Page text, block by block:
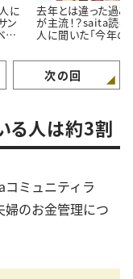
に
ン
ス
去年とは違った過ご
が主流！？saita読
人に聞いた「今年の
次の回
る人は約3割
ミュニティラ
のお金管理につ